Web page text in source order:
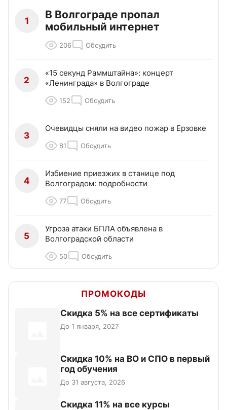
1
В Волгограде пропал
мобильный интернет
206 Обсудить
2
«15 секунд Раммштайна»: концерт
«Ленинграда» в Волгограде
152 Обсудить
3
Очевидцы сняли на видео пожар в Ерзовке
81 Обсудить
4
Избиение приезжих в станице под
Волгоградом: подробности
77 Обсудить
5
Угроза атаки БПЛА объявлена в
Волгоградской области
50 Обсудить
ПРОМОКОДЫ
Скидка 5% на все сертификаты
До 1 января, 2027
Скидка 10% на ВО и СПО в первый
год обучения
До 31 августа, 2026
Скидка 11% на все курсы